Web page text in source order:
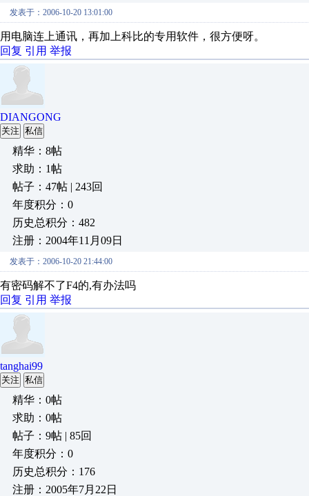
发表于：2006-10-20 13:01:00
用电脑连上通讯，再加上科比的专用软件，很方便呀。
回复 引用 举报
DIANGONG
关注 私信
精华：8帖
求助：1帖
帖子：47帖 | 243回
年度积分：0
历史总积分：482
注册：2004年11月09日
发表于：2006-10-20 21:44:00
有密码解不了F4的,有办法吗
回复 引用 举报
tanghai99
关注 私信
精华：0帖
求助：0帖
帖子：9帖 | 85回
年度积分：0
历史总积分：176
注册：2005年7月22日